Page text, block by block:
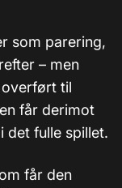
som parering,
– men
overført til
får derimot
det fulle spillet.
får den